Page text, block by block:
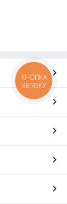
КНОПКА
ЗВ'ЯЗКУ